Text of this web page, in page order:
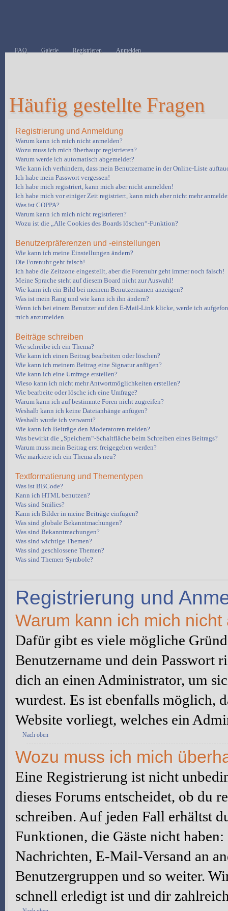
FAQ Galerie Registrieren Anmelden
Häufig gestellte Fragen
Registrierung und Anmeldung
Warum kann ich mich nicht anmelden?
Wozu muss ich mich überhaupt registrieren?
Warum werde ich automatisch abgemeldet?
Wie kann ich verhindern, dass mein Benutzername in der Online-Liste
Ich habe mein Passwort vergessen!
Ich habe mich registriert, kann mich aber nicht anmelden!
Ich habe mich vor einiger Zeit registriert, kann mich aber nicht mehr
Was ist COPPA?
Warum kann ich mich nicht registrieren?
Wozu ist die „Alle Cookies des Boards löschen“-Funktion?
Benutzerpräferenzen und -einstellungen
Wie kann ich meine Einstellungen ändern?
Die Forenuhr geht falsch!
Ich habe die Zeitzone eingestellt, aber die Forenuhr geht immer noch falsch!
Meine Sprache steht auf diesem Board nicht zur Auswahl!
Wie kann ich ein Bild bei meinem Benutzernamen anzeigen?
Was ist mein Rang und wie kann ich ihn ändern?
Wenn ich bei einem Benutzer auf den E-Mail-Link klicke, werde ich
mich anzumelden.
Beiträge schreiben
Wie schreibe ich ein Thema?
Wie kann ich einen Beitrag bearbeiten oder löschen?
Wie kann ich meinem Beitrag eine Signatur anfügen?
Wie kann ich eine Umfrage erstellen?
Wieso kann ich nicht mehr Antwortmöglichkeiten erstellen?
Wie bearbeite oder lösche ich eine Umfrage?
Warum kann ich auf bestimmte Foren nicht zugreifen?
Weshalb kann ich keine Dateianhänge anfügen?
Weshalb wurde ich verwarnt?
Wie kann ich Beiträge den Moderatoren melden?
Was bewirkt die „Speichern“-Schaltfläche beim Schreiben eines Beitrags?
Warum muss mein Beitrag erst freigegeben werden?
Wie markiere ich ein Thema als neu?
Textformatierung und Thementypen
Was ist BBCode?
Kann ich HTML benutzen?
Was sind Smilies?
Kann ich Bilder in meine Beiträge einfügen?
Was sind globale Bekanntmachungen?
Was sind Bekanntmachungen?
Was sind wichtige Themen?
Was sind geschlossene Themen?
Was sind Themen-Symbole?
Registrierung und
Warum kann ich mich nicht
Dafür gibt es viele mögliche
Benutzername und dein Passwort
dich an einen Administrator, um
wurdest. Es ist ebenfalls möglich,
Website vorliegt, welches ein
Nach oben
Wozu muss ich mich
Eine Registrierung ist nicht
dieses Forums entscheidet, ob du
schreiben. Auf jeden Fall erhältst
Funktionen, die Gäste nicht
Nachrichten, E-Mail-Versand an
Benutzergruppen und so weiter.
schnell erledigt ist und dir